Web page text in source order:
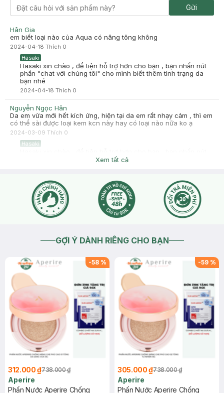
Gửi
Hân Gia
em biết loại nào của Aqua có nâng tông không
2024-04-18 Thích 0
Hasaki
Hasaki xin chào , để tiện hỗ trợ hơn cho bạn , bạn nhấn nút
phần "chat với chúng tôi" cho mình biết thêm tình trạng da
bạn nhé
2024-04-18 Thích 0
Nguyễn Ngọc Hân
Da em vừa mới hết kích ứng, hiện tại da em rất nhạy cảm , thì em
có thể sài được loại kem kcn này hay có loại nào nữa ko ạ
2024-03-09 Thích 0
Hasaki
phần "chat với chúng tôi" cho mình biết thêm tình trạng da
Xem tất cả
GỢI Ý DÀNH RIÊNG CHO BẠN
-58 %
312.000 ₫738.000 ₫
Aperire
Phấn Nước Aperire Chống
-59 %
305.000 ₫738.000 ₫
Aperire
Phấn Nước Aperire Chống